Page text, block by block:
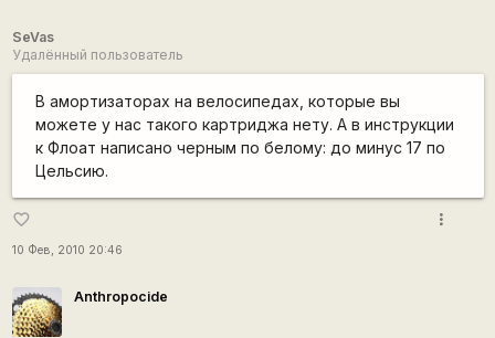
SeVas
Удалённый пользователь
В амортизаторах на велосипедах, которые вы
можете у нас такого картриджа нету. А в инструкции
к Флоат написано черным по белому: до минус 17 по
Цельсию.
favorite_border
10 Фев, 2010 20:46
more_vert
Anthropocide